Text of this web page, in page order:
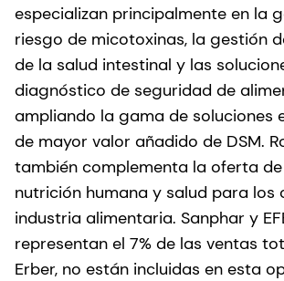
especializan principalmente en la
riesgo de micotoxinas, la gestión
de la salud intestinal y las
diagnóstico de seguridad de
ampliando la gama de soluciones
de mayor valor añadido de DSM.
también complementa la oferta de
nutrición humana y salud para los
industria alimentaria. Sanphar y
representan el 7% de las ventas
Erber, no están incluidas en esta